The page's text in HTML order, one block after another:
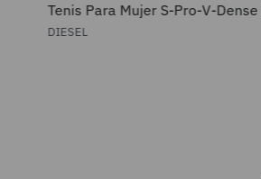
Tenis Para Mujer S-Pro-V-Dense
Diesel
DIESEL